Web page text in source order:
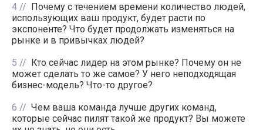
4
Почему с течением времени количество людей,
использующих ваш продукт, будет расти по
экспоненте? Что будет продолжать изменяться на
рынке и в привычках людей?
5
Кто сейчас лидер на этом рынке? Почему он не
может сделать то же самое? У него неподходящая
бизнес-модель? Что-то другое?
6
Чем ваша команда лучше других команд,
которые сейчас пилят такой же продукт? Вы можете